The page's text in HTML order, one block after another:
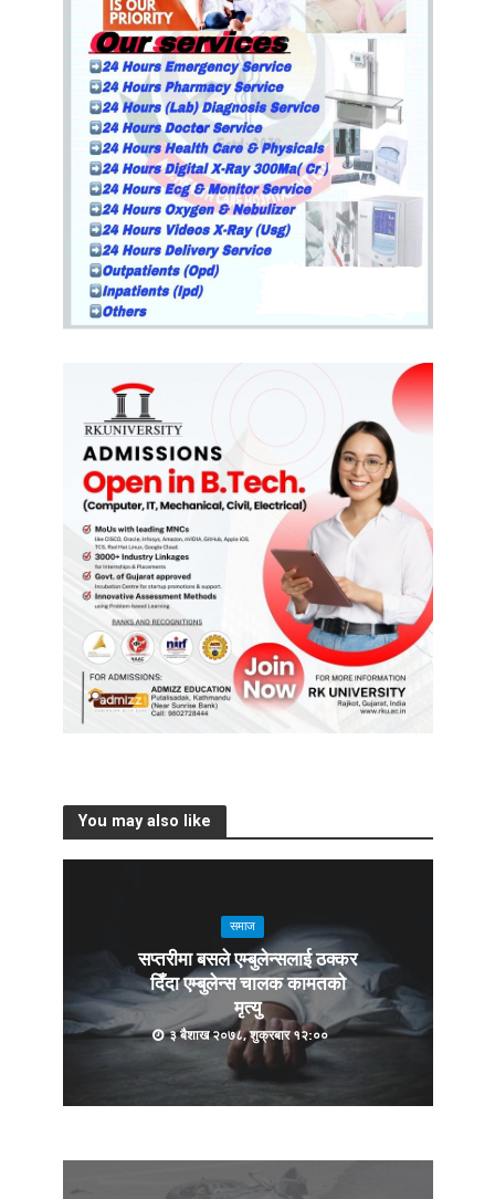
You may also like
समाज
सप्तरीमा बसले एम्बुलेन्सलाई ठक्कर
दिँदा एम्बुलेन्स चालक कामतको
मृत्यु
३ बैशाख २०७८, शुक्रबार १२:००